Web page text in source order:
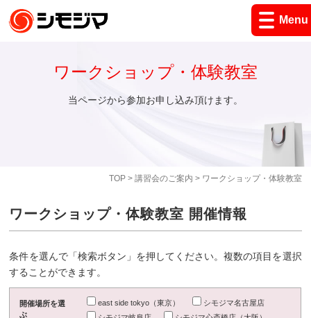
Menu
TOP> 講習会のご案内 > ワークショップ・体験教室
ワークショップ・体験教室
当ページから参加お申し込み頂けます。
ワークショップ・体験教室 開催情報
条件を選んで「検索ボタン」を押してください。複数の項目を選択
することができます。
開催場所を選
ぶ
east side tokyo（東京）
シモジマ名古屋店